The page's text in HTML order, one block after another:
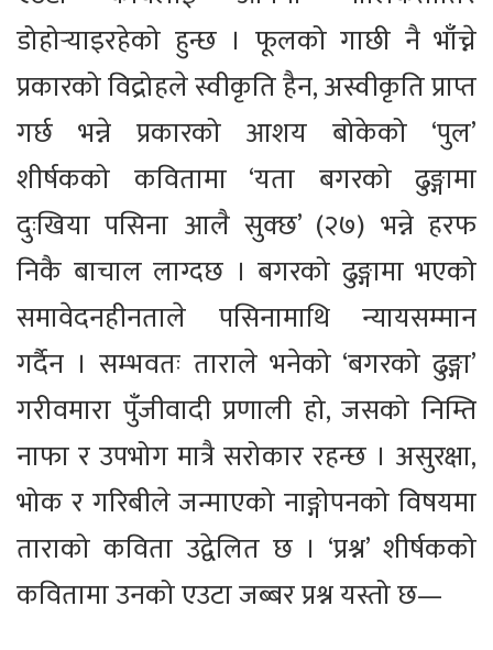
डोहोर्‍याइरहेको हुन्छ । फूलको गाछी नै भाँच्ने
प्रकारको विद्रोहले स्वीकृति हैन, अस्वीकृति प्राप्त
गर्छ भन्ने प्रकारको आशय बोकेको ‘पुल’
शीर्षकको कवितामा ‘यता बगरको ढुङ्गामा
दुःखिया पसिना आलै सुक्छ’ (२७) भन्ने हरफ
निकै बाचाल लाग्दछ । बगरको ढुङ्गामा भएको
समावेदनहीनताले पसिनामाथि न्यायसम्मान
गर्दैन । सम्भवतः ताराले भनेको ‘बगरको ढुङ्गा’
गरीवमारा पुँजीवादी प्रणाली हो, जसको निम्ति
नाफा र उपभोग मात्रै सरोकार रहन्छ । असुरक्षा,
भोक र गरिबीले जन्माएको नाङ्गोपनको विषयमा
ताराको कविता उद्वेलित छ । ‘प्रश्न’ शीर्षकको
कवितामा उनको एउटा जब्बर प्रश्न यस्तो छ—